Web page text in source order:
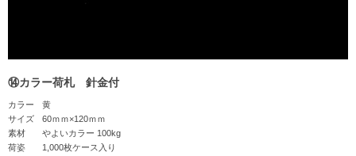
⑭カラー荷札 針金付
カラー
黄
サイズ
60ｍｍ×120ｍｍ
素材
やよいカラー 100kg
荷姿
1,000枚ケース入り